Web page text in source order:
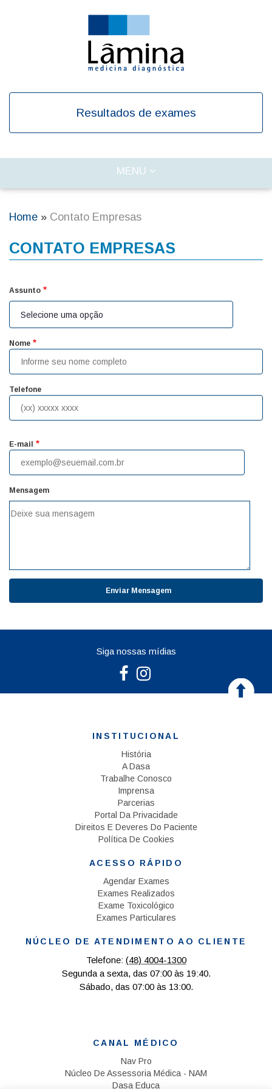
Resultados de exames
TOGGLE
MENU
Home Contato Empresas
CONTATO EMPRESAS
Assunto
Nome
Telefone
E-mail
Mensagem
Siga nossas mídias
INSTITUCIONAL
História
A Dasa
Trabalhe Conosco
Imprensa
Parcerias
Portal Da Privacidade
Direitos E Deveres Do Paciente
Política De Cookies
ACESSO RÁPIDO
Agendar Exames
Exames Realizados
Exame Toxicológico
Exames Particulares
NÚCLEO DE ATENDIMENTO AO CLIENTE
Telefone: (48) 4004-1300
Segunda a sexta, das 07:00 às 19:40.
Sábado, das 07:00 às 13:00.
CANAL MÉDICO
Nav Pro
Núcleo De Assessoria Médica - NAM
Dasa Educa